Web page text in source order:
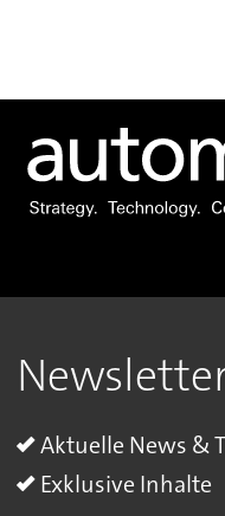
Aktuelle News &
Exklusive Inhalte